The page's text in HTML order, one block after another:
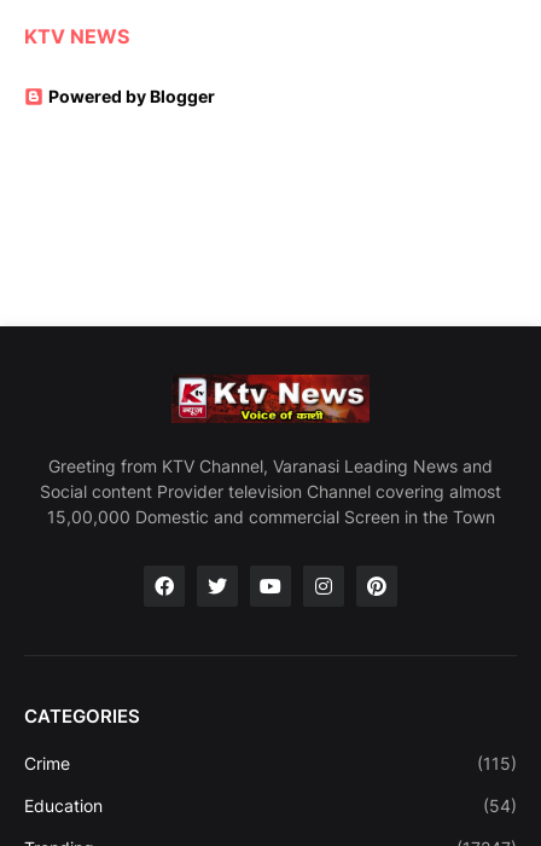
KTV NEWS
Powered by Blogger
Greeting from KTV Channel, Varanasi Leading News and
Social content Provider television Channel covering almost
15,00,000 Domestic and commercial Screen in the Town
CATEGORIES
Crime (115)
Education (54)